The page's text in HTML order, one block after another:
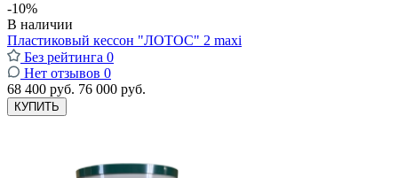
-10%
В наличии
Пластиковый кессон "ЛОТОС" 2 maxi
Без рейтинга 0
Нет отзывов 0
68 400 руб. 76 000 руб.
КУПИТЬ